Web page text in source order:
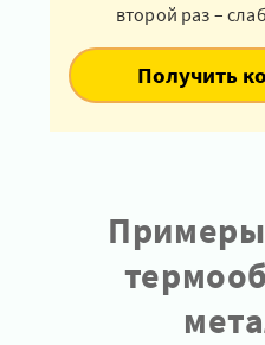
второй раз –
Получить